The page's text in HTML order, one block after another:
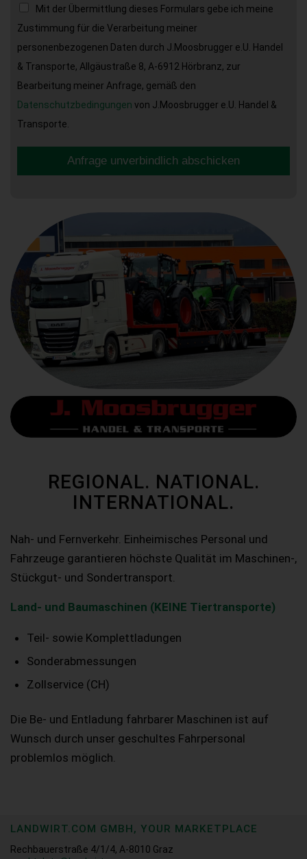
Mit der Übermittlung dieses Formulars gebe ich meine
Zustimmung für die Verarbeitung meiner
personenbezogenen Daten durch J.Moosbrugger e.U. Handel
& Transporte, Allgäustraße 8, A-6912 Hörbranz, zur
Bearbeitung meiner Anfrage, gemäß den
Datenschutzbedingungen von J.Moosbrugger e.U. Handel &
Transporte.
Anfrage unverbindlich abschicken
REGIONAL. NATIONAL.
INTERNATIONAL.
Nah- und Fernverkehr. Einheimisches Personal und
Fahrzeuge garantieren höchste Qualität im Maschinen-,
Stückgut- und Sondertransport.
Land- und Baumaschinen (KEINE Tiertransporte)
Teil- sowie Komplettladungen
Sonderabmessungen
Zollservice (CH)
Die Be- und Entladung fahrbarer Maschinen ist auf
Wunsch durch unser geschultes Fahrpersonal
problemlos möglich.
LANDWIRT.COM GMBH, YOUR MARKETPLACE
Rechbauerstraße 4/1/4, A-8010 Graz